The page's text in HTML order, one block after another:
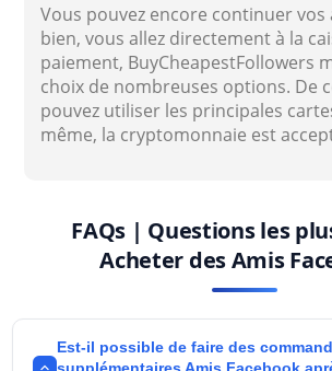
Vous pouvez encore continuer vos
bien, vous allez directement à la
paiement, BuyCheapestFollowers
choix de nombreuses options. De
pouvez utiliser les principales
même, la cryptomonnaie est
FAQs | Questions les
Acheter des Amis
Est-il possible de faire des